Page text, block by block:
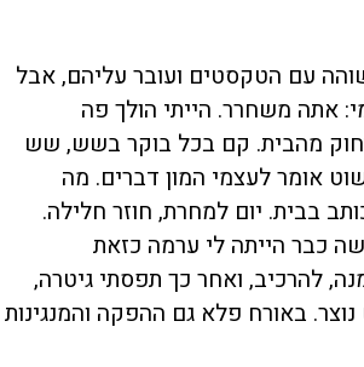
עם הטקסטים ועובר עליהם, אבל
אתה משחרר. הייתי הולך פה
מהבית. קם בכל בוקר בשש, שש
אומר לעצמי המון דברים. מה
בבית. יום למחרת, חוזר חלילה.
כבר הייתה לי ערמה כזאת
להרכיב, ואחר כך תפסתי גיטרה,
באורח פלא גם ההפקה והמנגינות